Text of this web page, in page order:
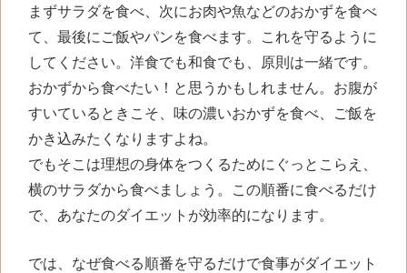
まずサラダを食べ、次にお肉や魚などのおかずを食べ
て、最後にご飯やパンを食べます。これを守るように
してください。洋食でも和食でも、原則は一緒です。
おかずから食べたい！と思うかもしれません。お腹が
すいているときこそ、味の濃いおかずを食べ、ご飯を
かき込みたくなりますよね。
でもそこは理想の身体をつくるためにぐっとこらえ、
横のサラダから食べましょう。この順番に食べるだけ
で、あなたのダイエットが効率的になります。
では、なぜ食べる順番を守るだけで食事がダイエット